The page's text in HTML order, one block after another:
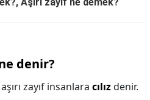
denir?
zayıf insanlara cılızdenir.